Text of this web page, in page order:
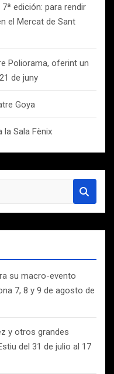
edición: para rendir
el Mercat de Sant
Poliorama, oferint un
de juny
Goya
la Sala Fènix
su macro-evento
7, 8 y 9 de agosto de
y otros grandes
del 31 de julio al 17